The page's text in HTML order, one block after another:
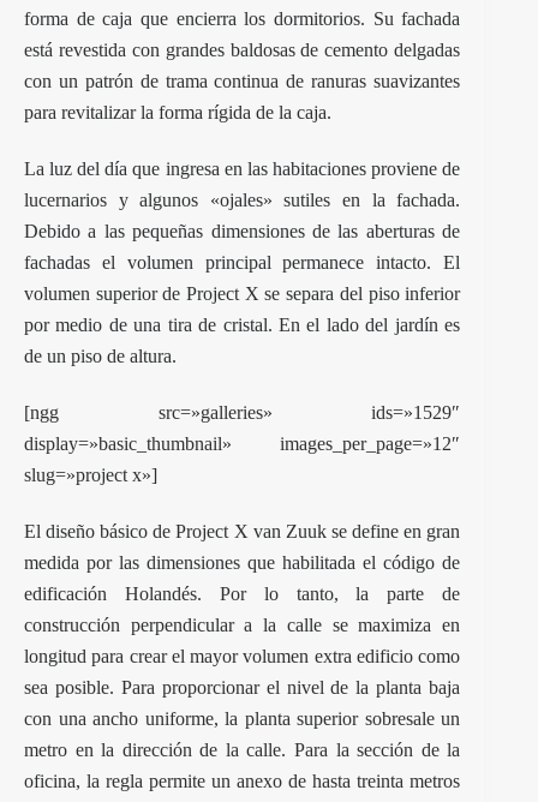
forma de caja que encierra los dormitorios. Su fachada
está revestida con grandes baldosas de cemento delgadas
con un patrón de trama continua de ranuras suavizantes
para revitalizar la forma rígida de la caja.
La luz del día que ingresa en las habitaciones proviene de
lucernarios y algunos «ojales» sutiles en la fachada.
Debido a las pequeñas dimensiones de las aberturas de
fachadas el volumen principal permanece intacto. El
volumen superior de Project X se separa del piso inferior
por medio de una tira de cristal. En el lado del jardín es
de un piso de altura.
[ngg src=»galleries» ids=»1529″
display=»basic_thumbnail» images_per_page=»12″
slug=»project x»]
El diseño básico de Project X van Zuuk se define en gran
medida por las dimensiones que habilitada el código de
edificación Holandés. Por lo tanto, la parte de
construcción perpendicular a la calle se maximiza en
longitud para crear el mayor volumen extra edificio como
sea posible. Para proporcionar el nivel de la planta baja
con una ancho uniforme, la planta superior sobresale un
metro en la dirección de la calle. Para la sección de la
oficina, la regla permite un anexo de hasta treinta metros